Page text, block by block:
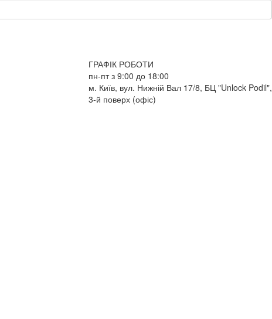
ГРАФІК РОБОТИ
пн-пт з 9:00 до 18:00
м. Київ, вул. Нижній Вал 17/8, БЦ "Unlock Podil",
3-й поверх (офіс)